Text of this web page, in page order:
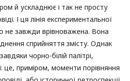
й ускладнює і так не просту
І ця лінія експериментальної
завжди врівноважена. Вона
сприйняття змісту. Однак
чорно-білій палітрі,
це, приміром, моменти порівняння